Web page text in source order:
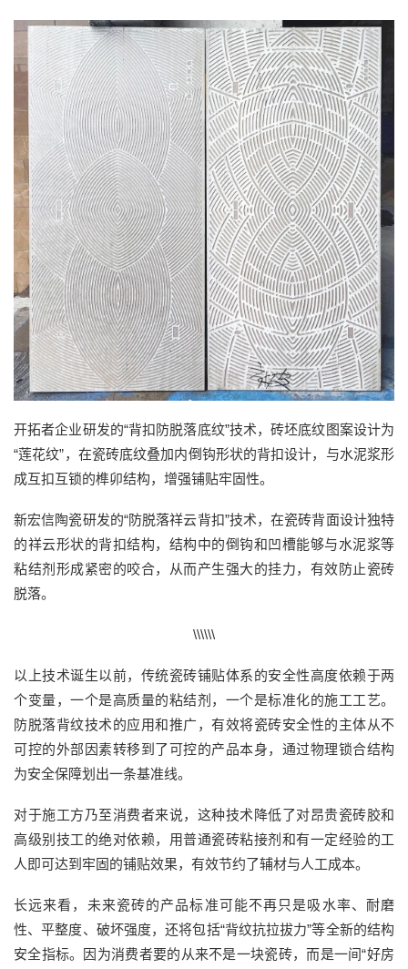
开拓者企业研发的“背扣防脱落底纹”技术，砖坯底纹图案设计为
“莲花纹”， 在瓷砖底纹叠加内倒钩形状的背扣设计，与水泥浆形
成互扣互锁的榫卯结构，增强铺贴牢固性。
新宏信陶瓷研发的“防脱落祥云背扣”技术，在瓷砖背面设计独特
的祥云形状的背扣结构，结构中的倒钩和凹槽能够与水泥浆等
粘结剂形成紧密的咬合， 从而产生强大的挂力，有效防止瓷砖
脱落。
\\\\\\
以上技术诞生以前， 传统瓷砖铺贴体系的安全性高度依赖于两
个变量，一个是高质量的粘结剂 ，一个是标准化的施工工艺。
防脱落背纹技术的应用和推广，有效将瓷砖安全性的主体从不
可控的外部因素转移到了可控的产品本身，通过物理锁合结构
为安全保障划出一条基准线。
对于施工方乃至消费者来说，这种技术降低了对昂贵瓷砖胶和
高级别技工的绝对依赖， 用普通瓷砖粘接剂 和有一定经验的工
人即可达到 牢固的铺贴效果， 有效节约了辅材与人工成本。
长远来看， 未来瓷砖的产品标准可能不再只是吸水率、 耐磨
性、平整度、 破坏强度，还将包括“背纹抗拉拔力”等全新的结构
安全指标。 因为消费者要的从来不是一块瓷砖，而是一间“好房